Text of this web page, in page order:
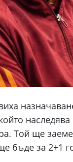
Той ще
бъде за 2+1